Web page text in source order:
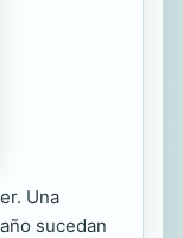
Una
sucedan